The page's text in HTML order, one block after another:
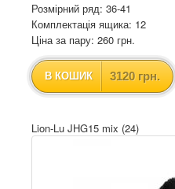
Розмірний ряд: 36-41
Комплектація ящика: 12
Ціна за пару: 260 грн.
В КОШИК 3120 грн.
Lion-Lu JHG15 mix (24)